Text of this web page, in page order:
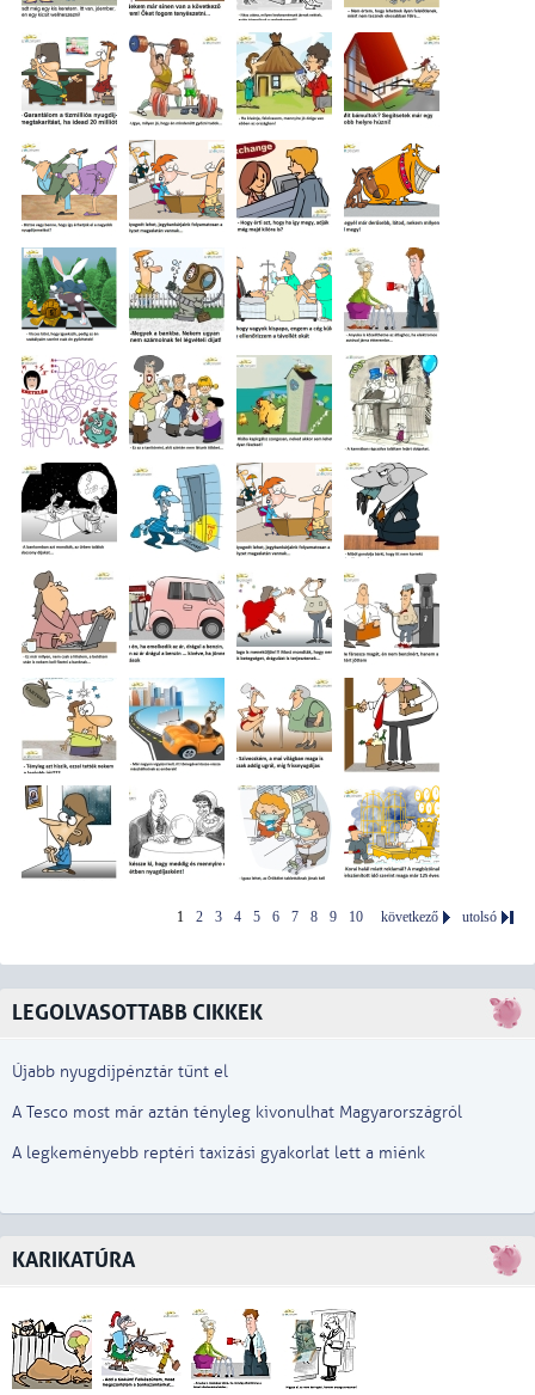
1 2 3 4 5 6 7 8 9 10 következő utolsó
LEGOLVASOTTABB CIKKEK
Újabb nyugdíjpénztár tűnt el
A Tesco most már aztán tényleg kivonulhat Magyarországról
A legkeményebb reptéri taxizási gyakorlat lett a miénk
KARIKATÚRA